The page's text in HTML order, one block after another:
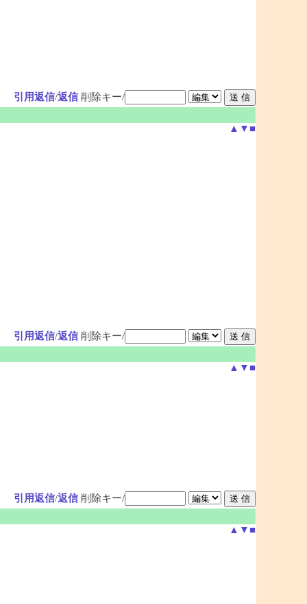
引用返信/返信 削除キー/
▲ ▼ ■
引用返信/返信 削除キー/
▲ ▼ ■
引用返信/返信 削除キー/
▲ ▼ ■